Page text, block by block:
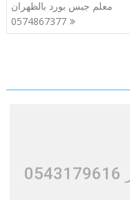
معلم جبس بورد بالظهران
0574867377